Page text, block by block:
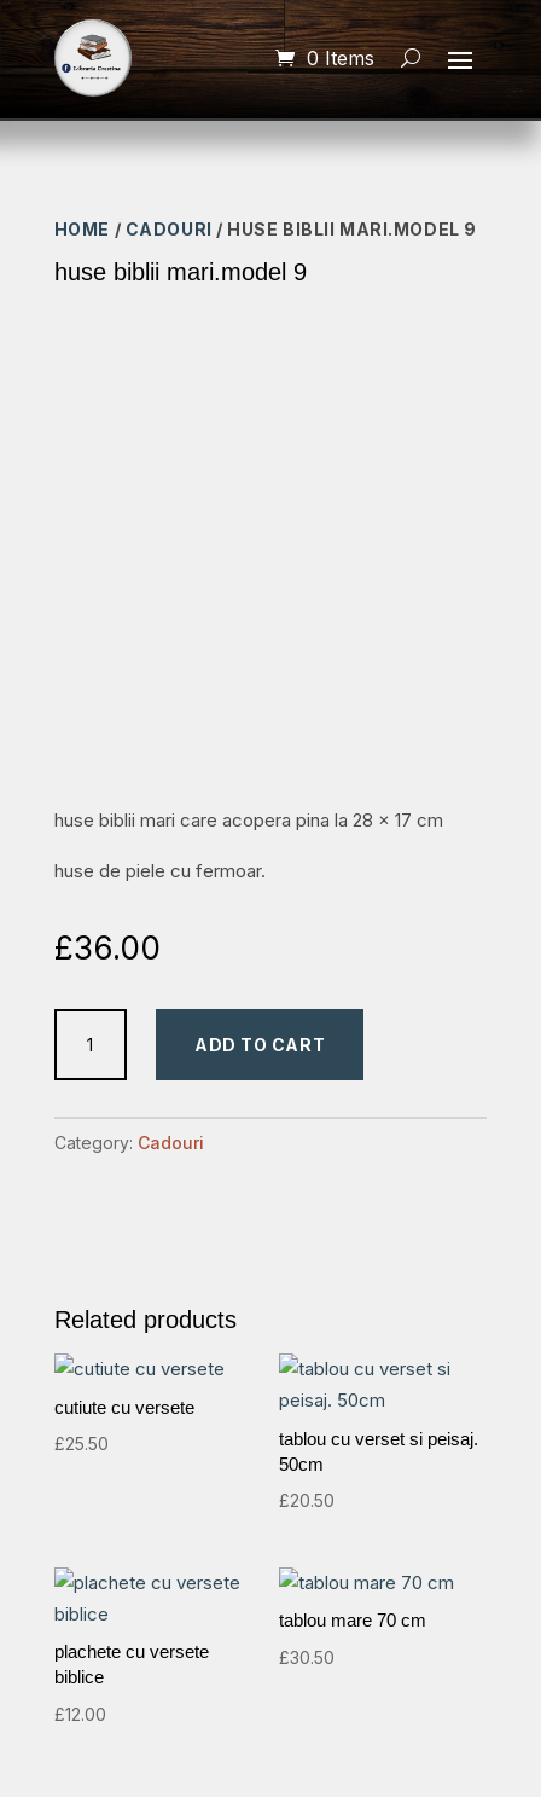
0 Items
HOME / CADOURI / HUSE BIBLII MARI.MODEL 9
huse biblii mari.model 9
huse biblii mari care acopera pina la 28 x 17 cm
huse de piele cu fermoar.
£36.00
9
quantity
ADD TO CART
Category: Cadouri
Related products
cutiute cu versete
£25.50
tablou cu verset si peisaj.
50cm
£20.50
plachete cu versete
biblice
£12.00
tablou mare 70 cm
£30.50